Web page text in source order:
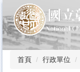
到
主
要
內
首頁 行政單位